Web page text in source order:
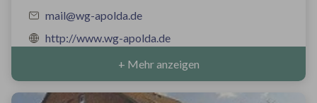
mail@wg-apolda.de
http://www.wg-apolda.de
+ Mehr anzeigen